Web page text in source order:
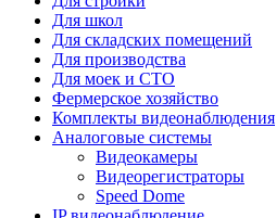
Для школ
Для складских помещений
Для производства
Для моек и СТО
Фермерское хозяйство
Комплекты видеонаблюдения
Аналоговые системы
Видеокамеры
Видеорегистраторы
Speed Dome